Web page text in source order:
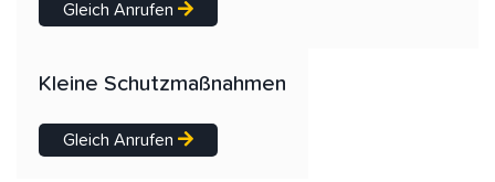
Gleich Anrufen
Kleine Schutzmaßnahmen
Gleich Anrufen